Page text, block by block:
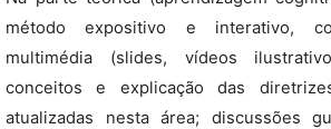
método expositivo e interativo,
multimédia (slides, vídeos
conceitos e explicação das
atualizadas nesta área; discussões